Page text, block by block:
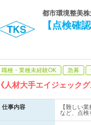
都市環境整美
【点検確
職種・業種未経験OK 急募
《人材大手エイジェック
仕事内容
【難しい
など、点